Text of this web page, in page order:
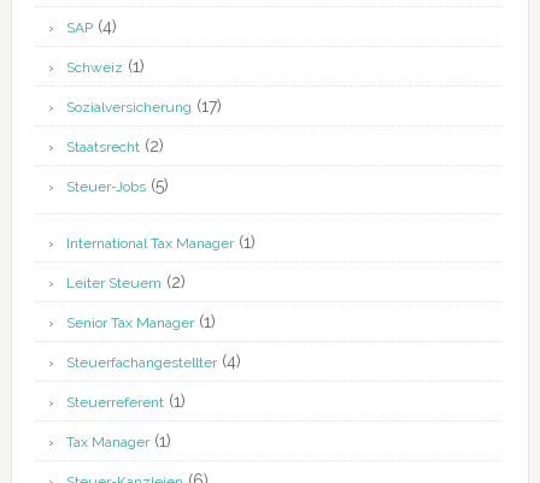
SAP(4)
Schweiz (1)
Sozialversicherung (17)
Staatsrecht(2)
Steuer-Jobs(5)
International Tax Manager(1)
Leiter Steuern (2)
Senior Tax Manager(1)
Steuerfachangestellter(4)
Steuerreferent(1)
Tax Manager(1)